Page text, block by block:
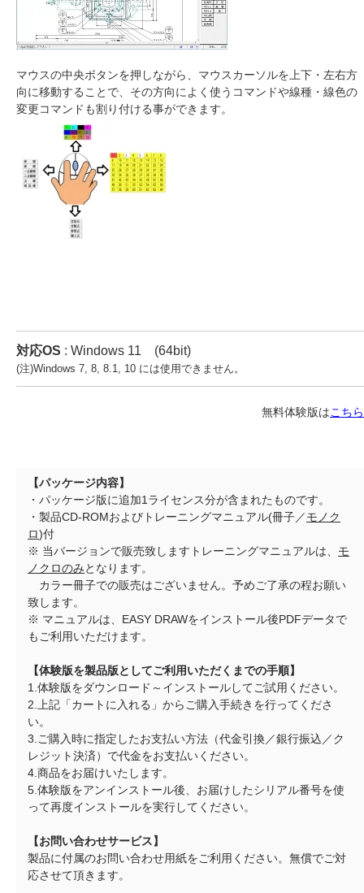
マウスの中央ボタンを押しながら、マウスカーソルを上下・左右方
向に移動することで、その方向によく使うコマンドや線種・線色の
変更コマンドも割り付ける事ができます。
対応OS : Windows 11 (64bit)
(注)Windows 7, 8, 8.1, 10 には使用できません。
無料体験版はこちら
【パッケージ内容】
・パッケージ版に追加1ライセンス分が含まれたものです。
・製品CD-ROMおよびトレーニングマニュアル(冊子／モノク
ロ)付
※ 当バージョンで販売致しますトレーニングマニュアルは、 モ
ノクロのみとなります。
カラー冊子での販売はございません。予めご了承の程お願い
致します。
※ マニュアルは、EASY DRAWをインストール後PDFデータで
もご利用いただけます。
【体験版を製品版としてご利用いただくまでの手順】
1.体験版をダウンロード～インストールしてご試用ください。
2.上記「カートに入れる」からご購入手続きを行ってくださ
い。
3.ご購入時に指定したお支払い方法（代金引換／銀行振込／ク
レジット決済）で代金をお支払いください。
4.商品をお届けいたします。
5.体験版をアンインストール後、お届けしたシリアル番号を使
って再度インストールを実行してください。
【お問い合わせサービス】
製品に付属のお問い合わせ用紙をご利用ください。無償でご対
応させて頂きます。